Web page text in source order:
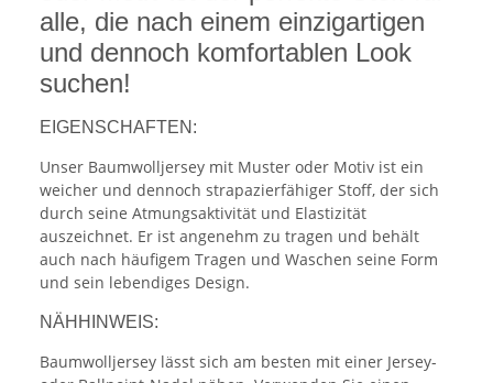
alle, die nach einem einzigartigen
und dennoch komfortablen Look
suchen!
EIGENSCHAFTEN:
Unser Baumwolljersey mit Muster oder Motiv ist ein
weicher und dennoch strapazierfähiger Stoff, der sich
durch seine Atmungsaktivität und Elastizität
auszeichnet. Er ist angenehm zu tragen und behält
auch nach häufigem Tragen und Waschen seine Form
und sein lebendiges Design.
NÄHHINWEIS:
Baumwolljersey lässt sich am besten mit einer Jersey-